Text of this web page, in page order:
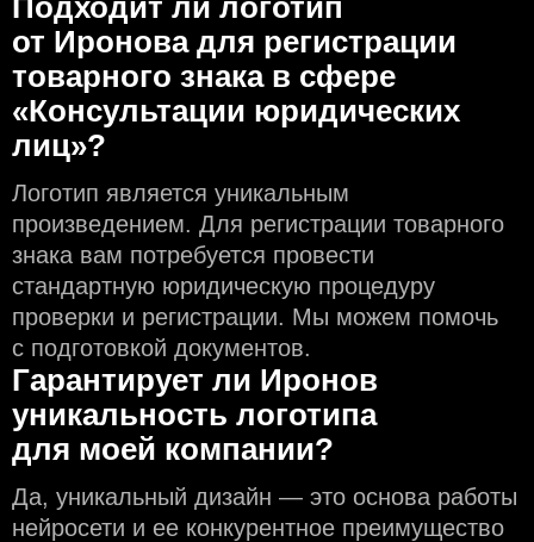
Подходит ли логотип
от Иронова для регистрации
товарного знака в сфере
«Консультации юридических
лиц»?
Логотип является уникальным
произведением. Для регистрации товарного
знака вам потребуется провести
стандартную юридическую процедуру
проверки и регистрации. Мы можем помочь
с подготовкой документов.
Гарантирует ли Иронов
уникальность логотипа
для моей компании?
Да, уникальный дизайн — это основа работы
нейросети и еe конкурентное преимущество